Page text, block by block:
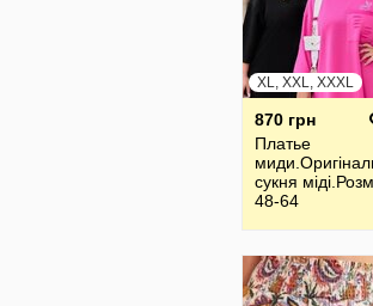
XL, XXL, XXXL
870 грн
Платье
сукня
48-64